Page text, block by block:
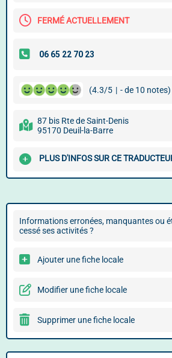
FERMÉ ACTUELLEMENT
(4.3/5 | - de 10 notes)
87 bis Rte de Saint-Denis
95170 Deuil-la-Barre
PLUS D'INFOS SUR CE
Informations erronées, manquantes ou
cessé ses activités ?
Ajouter une fiche locale
Modifier une fiche locale
Supprimer une fiche locale